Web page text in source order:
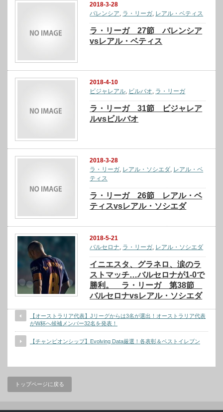
2018-3-28
バレンシア, ラ・リーガ, レアル・ベティス
ラ・リーガ 27節 バレンシア
vsレアル・ベティス
2018-4-10
ビジャレアル, ビルバオ, ラ・リーガ
ラ・リーガ 31節 ビジャレア
ルvsビルバオ
2018-3-28
ラ・リーガ レアル・ソシエダ レアル・ベ
ティス
ラ・リーガ 26節 レアル・ベ
ティスvsレアル・ソシエダ
2018-5-21
バルセロナ, ラ・リーガ, レアル・ソシエダ
イニエスタ、グラネロ、涙のラ
ストマッチ…バルセロナが1-0で
勝利。 ラ・リーガ 第38節
バルセロナvsレアル・ソシエダ
【オーストラリア代表】Jリーグからは3名が選出！オーストラリア代表
がW杯へ候補メンバー32名を発表！
【チャンピオンシップ】Evolving Data厳選！各表彰＆ベストイレブン
トップページに戻る